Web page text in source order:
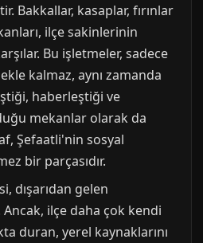
Bakkallar, kasaplar, fırınlar
ilçe sakinlerinin
Bu işletmeler, sadece
kalmaz, aynı zamanda
haberleştiği ve
mekanlar olarak da
Şefaatli'nin sosyal
bir parçasıdır.
dışarıdan gelen
Ancak, ilçe daha çok kendi
duran, yerel kaynaklarını